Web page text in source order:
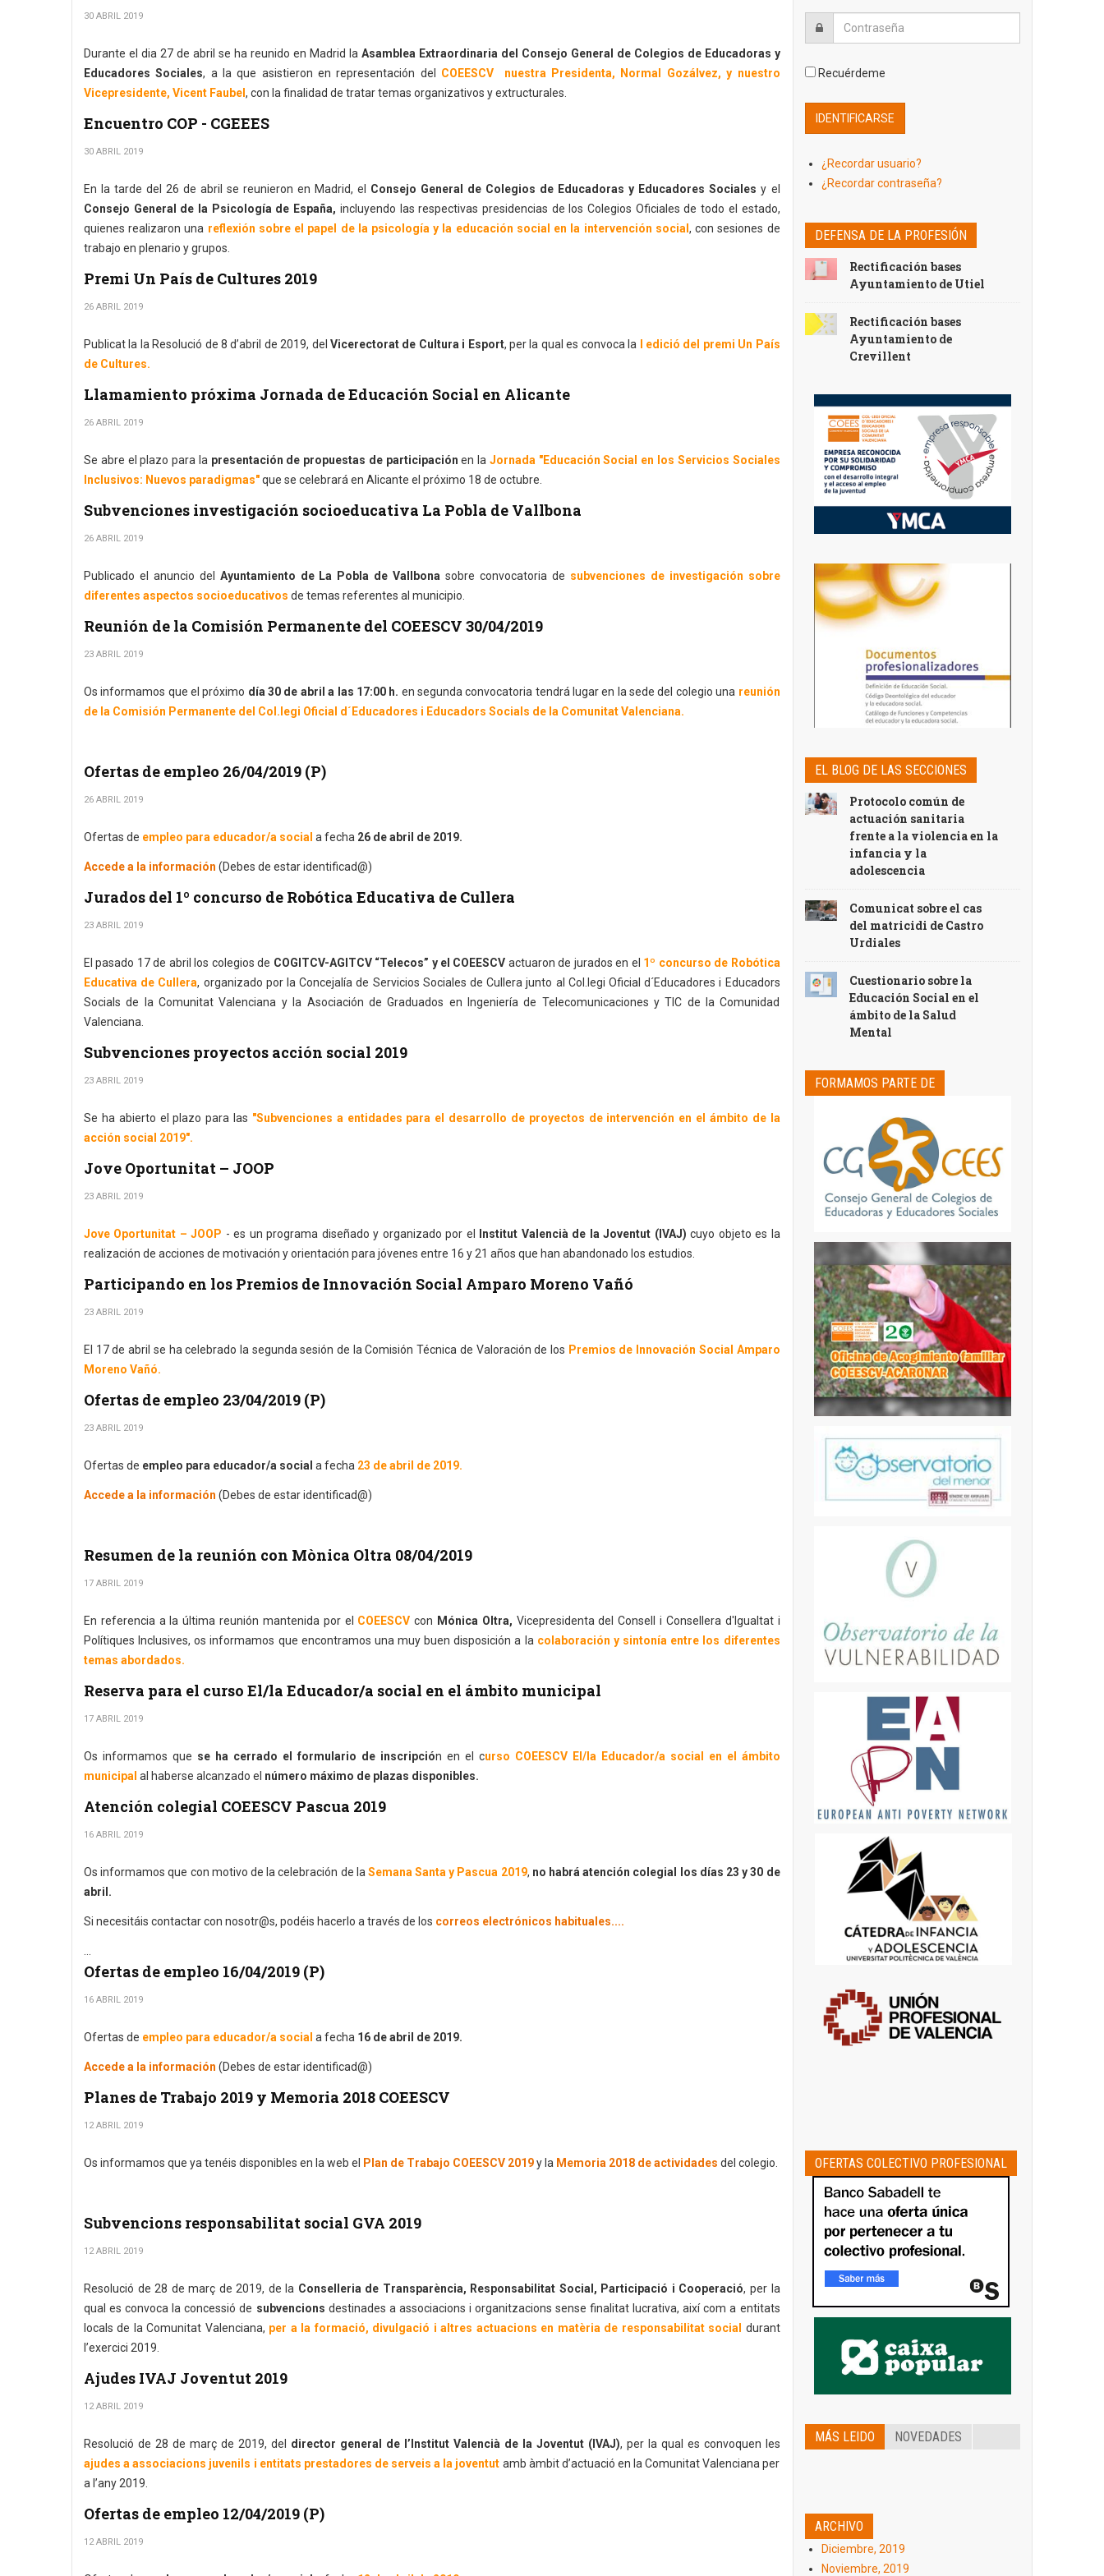
30 ABRIL 2019
Durante el dia 27 de abril se ha reunido en Madrid la Asamblea Extraordinaria del Consejo General de Colegios de Educadoras y
Educadores Sociales, a la que asistieron en representación del COEESCV nuestra Presidenta, Normal Gozálvez, y nuestro
Vicepresidente, Vicent Faubel , con la finalidad de tratar temas organizativos y extructurales.
Encuentro COP - CGEEES
30 ABRIL 2019
En la tarde del 26 de abril se reunieron en Madrid, el Consejo General de Colegios de Educadoras y Educadores Sociales y el
Consejo General de la Psicología de España, incluyendo las respectivas presidencias de los Colegios Oficiales de todo el estado,
quienes realizaron una reflexión sobre el papel de la psicología y la educación social en la intervención social , con sesiones de
trabajo en plenario y grupos.
Premi Un País de Cultures 2019
26 ABRIL 2019
Publicat la la Resolució de 8 d’abril de 2019, delVicerectorat de Cultura i Esport, per la qual es convoca la I edició del premi Un País
de Cultures.
Llamamiento próxima Jornada de Educación Social en Alicante
26 ABRIL 2019
Se abre el plazo para la presentación de propuestas de participación en la Jornada "Educación Social en los Servicios Sociales
Inclusivos: Nuevos paradigmas"que se celebrará en Alicante el próximo 18 de octubre.
Subvenciones investigación socioeducativa La Pobla de Vallbona
26 ABRIL 2019
Publicado el anuncio del Ayuntamiento de La Pobla de Vallbona sobre convocatoria de subvenciones de investigación sobre
diferentes aspectos socioeducativos de temas referentes al municipio.
Reunión de la Comisión Permanente del COEESCV 30/04/2019
23 ABRIL 2019
Os informamos que el próximo día 30 de abril a las 17:00 h. en segunda convocatoria tendrá lugar en la sede del colegio una reunión
de la Comisión Permanente del Col.legi Oficial d´Educadores i Educadors Socials de la Comunitat Valenciana.
Ofertas de empleo 26/04/2019 (P)
26 ABRIL 2019
Ofertas de empleo para educador/a social a fecha 26 de abril de 2019.
Accede a la información (Debes de estar identificad@)
Jurados del 1º concurso de Robótica Educativa de Cullera
23 ABRIL 2019
El pasado 17 de abril los colegios de COGITCV-AGITCV “Telecos” y el COEESCV actuaron de jurados en el 1º concurso de Robótica
Educativa de Cullera, organizado por la Concejalía de Servicios Sociales de Cullera junto al Col.legi Oficial d´Educadores i Educadors
Socials de la Comunitat Valenciana y la Asociación de Graduados en Ingeniería de Telecomunicaciones y TIC de la Comunidad
Valenciana.
Subvenciones proyectos acción social 2019
23 ABRIL 2019
Se ha abierto el plazo para las "Subvenciones a entidades para el desarrollo de proyectos de intervención en el ámbito de la
acción social 2019".
Jove Oportunitat – JOOP
23 ABRIL 2019
Jove Oportunitat – JOOP - es un programa diseñado y organizado por el Institut Valencià de la Joventut (IVAJ) cuyo objeto es la
realización de acciones de motivación y orientación para jóvenes entre 16 y 21 años que han abandonado los estudios.
Participando en los Premios de Innovación Social Amparo Moreno Vañó
23 ABRIL 2019
El 17 de abril se ha celebrado la segunda sesión de la Comisión Técnica de Valoración de los Premios de Innovación Social Amparo
Moreno Vañó.
Ofertas de empleo 23/04/2019 (P)
23 ABRIL 2019
Ofertas de empleo para educador/a social a fecha 23 de abril de 2019.
Accede a la información (Debes de estar identificad@)
Resumen de la reunión con Mònica Oltra 08/04/2019
17 ABRIL 2019
En referencia a la última reunión mantenida por el COEESCV con Mónica Oltra, Vicepresidenta del Consell i Consellera d'Igualtat i
Polítiques Inclusives, os informamos que encontramos una muy buen disposición a la colaboración y sintonía entre los diferentes
temas abordados.
Reserva para el curso El/la Educador/a social en el ámbito municipal
17 ABRIL 2019
Os informamos que se ha cerrado el formulario de inscripción en el curso COEESCV El/la Educador/a social en el ámbito
municipal al haberse alcanzado el número máximo de plazas disponibles.
Atención colegial COEESCV Pascua 2019
16 ABRIL 2019
Os informamos que con motivo de la celebración de la Semana Santa y Pascua 2019, no habrá atención colegial los días 23 y 30 de
abril.
Si necesitáis contactar con nosotr@s, podéis hacerlo a través de los correos electrónicos habituales....
Ofertas de empleo 16/04/2019 (P)
16 ABRIL 2019
Ofertas de empleo para educador/a social a fecha 16 de abril de 2019.
Accede a la información (Debes de estar identificad@)
Planes de Trabajo 2019 y Memoria 2018 COEESCV
12 ABRIL 2019
Os informamos que ya tenéis disponibles en la web el Plan de Trabajo COEESCV 2019y la Memoria 2018 de actividades del colegio.
Subvencions responsabilitat social GVA 2019
12 ABRIL 2019
Resolució de 28 de març de 2019, de la Conselleria de Transparència, Responsabilitat Social, Participació i Cooperació, per la
qual es convoca la concessió de subvencions destinades a associacions i organitzacions sense finalitat lucrativa, així com a entitats
locals de la Comunitat Valenciana, per a la formació, divulgació i altres actuacions en matèria de responsabilitat social
durant
l’exercici 2019.
Ajudes IVAJ Joventut 2019
12 ABRIL 2019
Resolució de 28 de març de 2019, del director general de l’Institut Valencià de la Joventut (IVAJ), per la qual es convoquen les
ajudes a associacions juvenils i entitats prestadores de serveis a la joventut amb àmbit d’actuació en la Comunitat Valenciana per
a l’any 2019.
Ofertas de empleo 12/04/2019 (P)
12 ABRIL 2019
Recuérdeme
¿Recordar usuario?
¿Recordar contraseña?
DEFENSA DE LA PROFESIÓN
Rectificación bases
Ayuntamiento de Utiel
Rectificación bases
Ayuntamiento de
Crevillent
EL BLOG DE LAS SECCIONES
Protocolo común de
actuación sanitaria
frente a la violencia en la
infancia y la
adolescencia
Comunicat sobre el cas
del matricidi de Castro
Urdiales
Cuestionario sobre la
Educación Social en el
ámbito de la Salud
Mental
FORMAMOS PARTE DE
OFERTAS COLECTIVO PROFESIONAL
MÁS LEIDO NOVEDADES
ARCHIVO
Diciembre, 2019
Noviembre, 2019